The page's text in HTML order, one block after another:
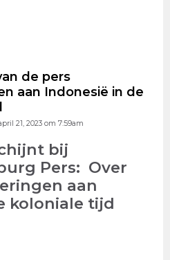
de pers
aan Indonesië in de
21, 2023 om 7:59am
bij
Pers: Over
aan
koloniale tijd